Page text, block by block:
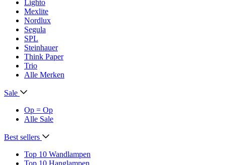
Lighto
Mexlite
Nordlux
Segula
SPL
Steinhauer
Think Paper
Trio
Alle Merken
Sale
Op = Op
Alle Sale
Best sellers
Top 10 Wandlampen
Top 10 Hanglampen